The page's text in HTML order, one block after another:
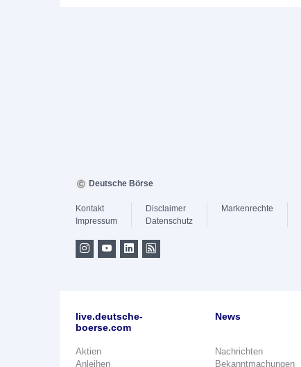
Deutsche Börse
Kontakt
Impressum
Disclaimer
Datenschutz
Markenrechte
live.deutsche-
boerse.com
Aktien
Anleihen
News
Nachrichten
Bekanntmachungen